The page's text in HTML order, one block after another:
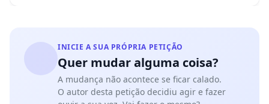
INICIE A SUA PRÓPRIA PETIÇÃO
Quer mudar alguma coisa?
A mudança não acontece se ficar calado.
O autor desta petição decidiu agir e fazer